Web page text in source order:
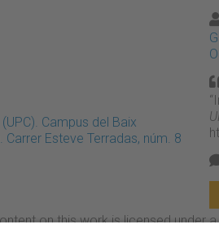
Campus del Baix
Esteve Terradas, núm. 8
on this work is licensed under